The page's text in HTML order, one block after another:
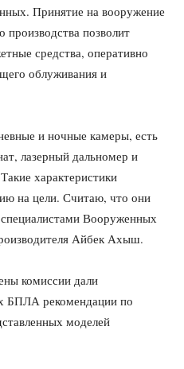
Принятие на вооружение
производства позволит
средства, оперативно
облуживания и
и ночные камеры, есть
лазерный дальномер и
характеристики
на цели. Считаю, что они
Вооруженных
Айбек Ахыш.
комиссии дали
БПЛА рекомендации по
моделей